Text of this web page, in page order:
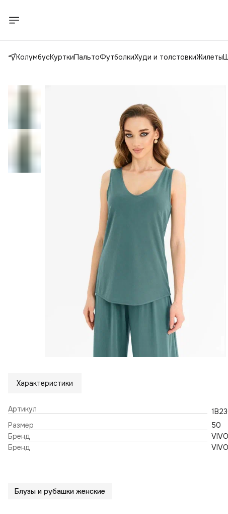
КолумбусКурткиПальтоФутболкиХуди и толстовкиЖилеты
Характеристики
Артикул
Размер
50
Бренд
Бренд
Блузы и рубашки женские